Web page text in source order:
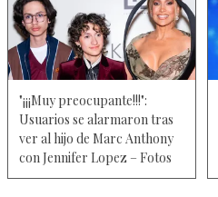
"¡¡¡Muy preocupante!!!":
Usuarios se alarmaron tras
ver al hijo de Marc Anthony
con Jennifer Lopez – Fotos